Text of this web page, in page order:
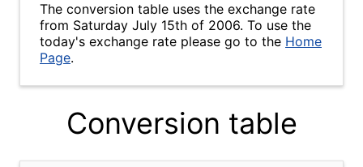
The conversion table uses the exchange rate
from Saturday July 15th of 2006. To use the
today's exchange rate please go to the Home
Page.
Conversion table